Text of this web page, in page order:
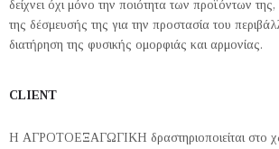
δείχνει όχι μόνο την ποιότητα των προϊόντων
της δέσμευσής της για την προστασία του
διατήρηση της φυσικής ομορφιάς και αρμονίας.
CLIENT
Η ΑΓΡΟΤΟΕΞΑΓΩΓΙΚΗ δραστηριοποιείται στο